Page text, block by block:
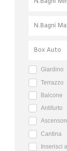
Giardino
Terrazzo
Balcone
Antifurto
Cantina
Inserisci